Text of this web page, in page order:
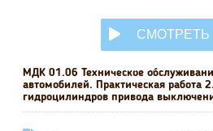
СМОТРЕТЬ
ОНЛАЙН
МДК 01.06 Техническое
автомобилей. Практическая работа
гидроцилиндров привода